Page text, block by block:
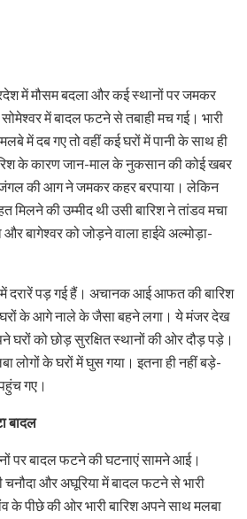
में मौसम बदला और कई स्थानों पर जमकर
में बादल फटने से तबाही मच गई। भारी
में दब गए तो वहीं कई घरों में पानी के साथ ही
के कारण जान-माल के नुकसान की कोई खबर
जंगल की आग ने जमकर कहर बरपाया। लेकिन
मिलने की उम्मीद थी उसी बारिश ने तांडव मचा
बागेश्वर को जोड़ने वाला हाईवे अल्मोड़ा-
में दरारें पड़ गई हैं। अचानक आई आफत की बारिश
के आगे नाले के जैसा बहने लगा। ये मंजर देख
घरों को छोड़ सुरक्षित स्थानों की ओर दौड़ पड़े।
लोगों के घरों में घुस गया। इतना ही नहीं बड़े-
गए।
बादल
पर बादल फटने की घटनाएं सामने आई।
और अघूरिया में बादल फटने से भारी
के पीछे की ओर भारी बारिश अपने साथ मलबा